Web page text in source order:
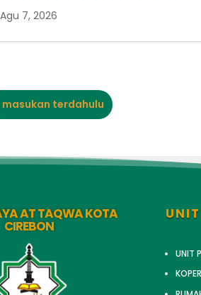
Agu 7, 2026
masukan terdahulu
AT TAQWA KOTA
CIREBON
UNIT